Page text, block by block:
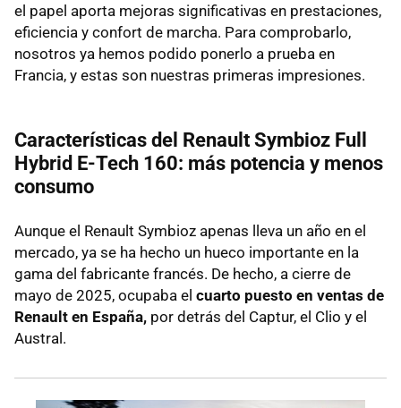
el papel aporta mejoras significativas en prestaciones,
eficiencia y confort de marcha. Para comprobarlo,
nosotros ya hemos podido ponerlo a prueba en
Francia, y estas son nuestras primeras impresiones.
Características del Renault Symbioz Full
Hybrid E-Tech 160: más potencia y menos
consumo
Aunque el Renault Symbioz apenas lleva un año en el
mercado, ya se ha hecho un hueco importante en la
gama del fabricante francés. De hecho, a cierre de
mayo de 2025, ocupaba el cuarto puesto en ventas de
Renault en España, por detrás del Captur, el Clio y el
Austral.